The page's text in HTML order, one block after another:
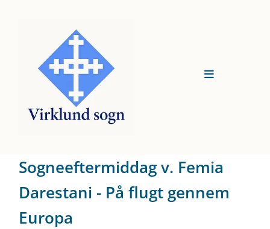
Sogneeftermiddag v. Femia
Darestani - På flugt gennem
Europa